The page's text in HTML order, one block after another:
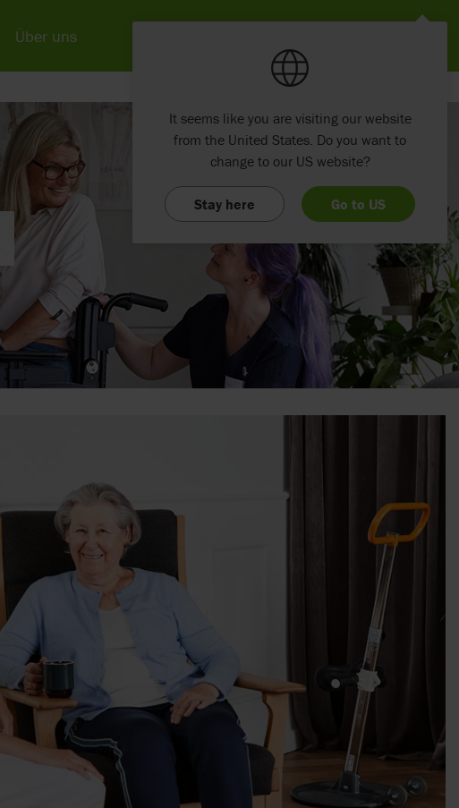
Über uns
It seems like you are visiting our website
from the United States. Do you want to
change to our US website?
Stay here Go to US